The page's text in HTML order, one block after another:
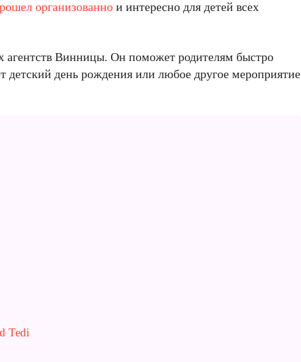
организованно и интересно для детей всех
агентств Винницы. Он поможет родителям быстро
детский день рождения или любое другое мероприятие
Tedi